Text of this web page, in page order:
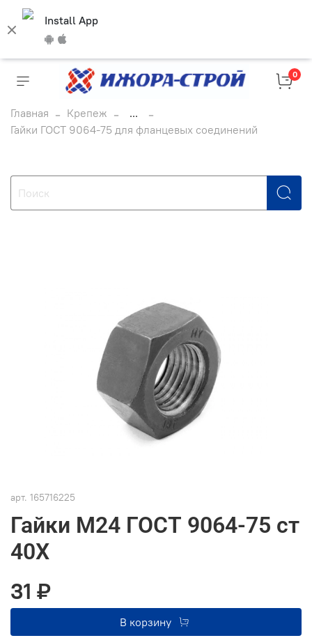
Install App
0
Главная Крепеж
...
Гайки ГОСТ 9064-75 для фланцевых соединений
арт. 165716225
Гайки М24 ГОСТ 9064-75 ст
40Х
31 ₽
В корзину